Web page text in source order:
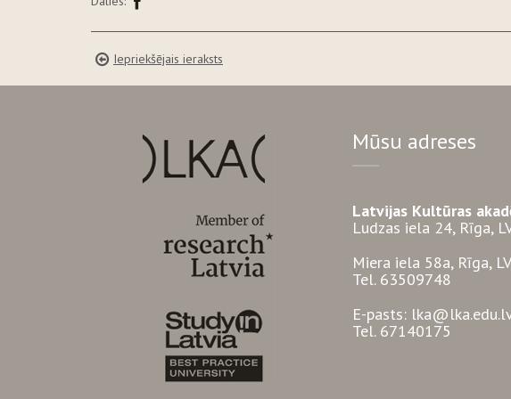
Iepriekšējais ieraksts
Mūsu adreses
Latvijas Kultūras
Ludzas iela 24, Rīga,
Miera iela 58a, Rīga,
Tel. 63509748
E-pasts:
Tel. 67140175